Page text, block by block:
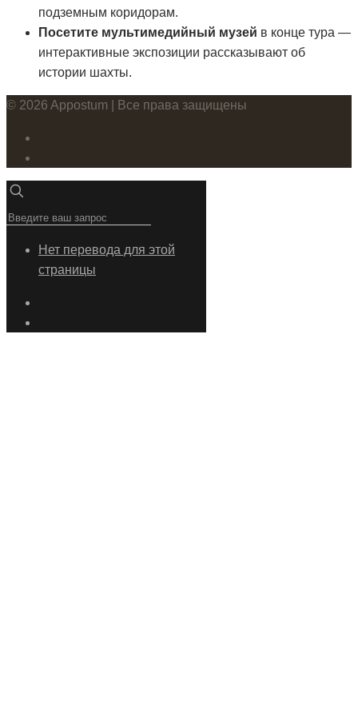
подземным коридорам.
Посетите мультимедийный музей в конце тура —
интерактивные экспозиции рассказывают об
истории шахты.
© 2026 Appostum | Все права защищены
Нет перевода для этой
страницы